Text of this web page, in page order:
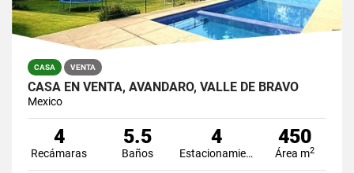
CASA VENTA
CASA EN VENTA, AVÁNDARO, VALLE DE BRAVO
Mexico
4
Recámaras
5.5
Baños
4
Estacionamiento
450
Área m2